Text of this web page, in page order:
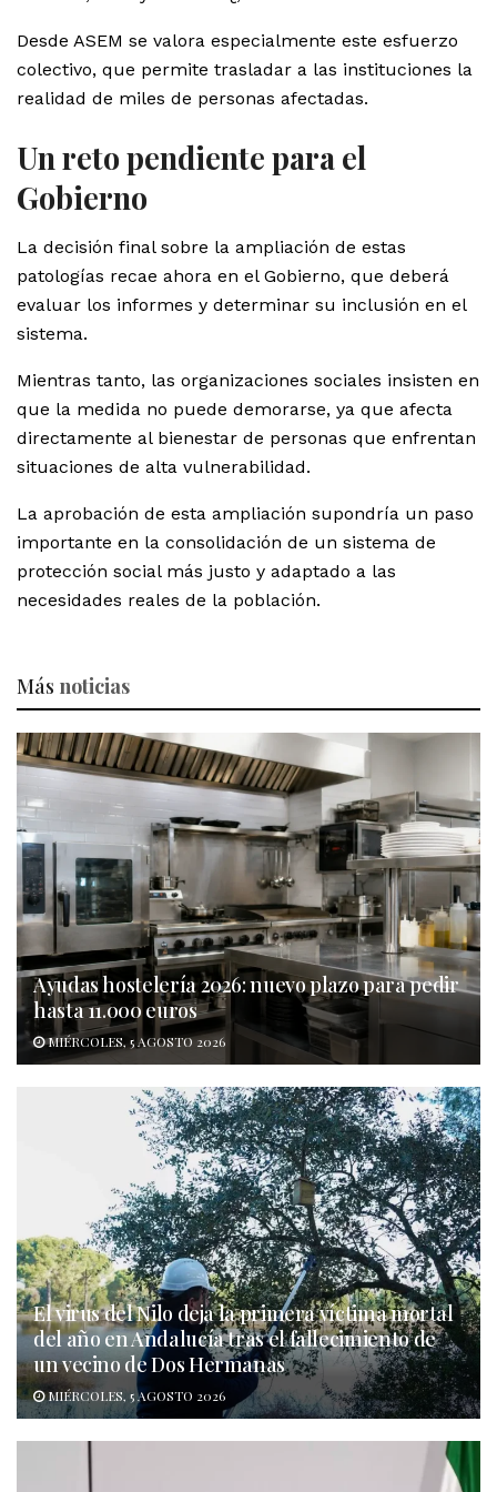
Desde ASEM se valora especialmente este esfuerzo
colectivo, que permite trasladar a las instituciones la
realidad de miles de personas afectadas.
Un reto pendiente para el
Gobierno
La decisión final sobre la ampliación de estas
patologías recae ahora en el Gobierno, que deberá
evaluar los informes y determinar su inclusión en el
sistema.
Mientras tanto, las organizaciones sociales insisten en
que la medida no puede demorarse, ya que afecta
directamente al bienestar de personas que enfrentan
situaciones de alta vulnerabilidad.
La aprobación de esta ampliación supondría un paso
importante en la consolidación de un sistema de
protección social más justo y adaptado a las
necesidades reales de la población.
Más noticias
Ayudas hostelería 2026: nuevo plazo para pedir
hasta 11.000 euros
MIÉRCOLES, 5 AGOSTO 2026
El virus del Nilo deja la primera víctima mortal
del año en Andalucía tras el fallecimiento de
un vecino de Dos Hermanas
MIÉRCOLES, 5 AGOSTO 2026